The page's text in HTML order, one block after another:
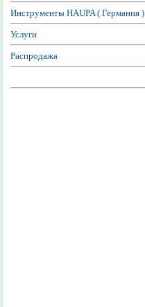
Инструменты HAUPA ( Германия )
Услуги
Распродажа